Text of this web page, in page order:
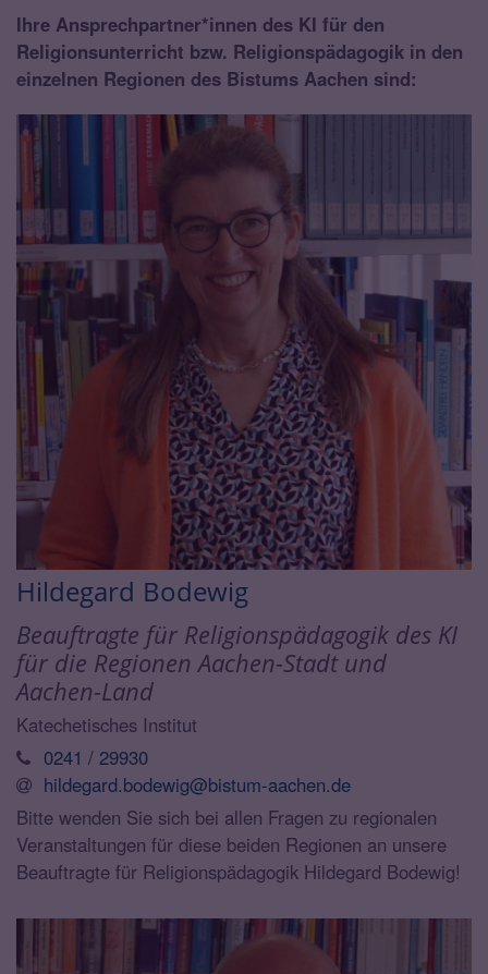
Ihre Ansprechpartner*innen des KI für den
Religionsunterricht bzw. Religionspädagogik in den
einzelnen Regionen des Bistums Aachen sind:
Hildegard Bodewig
Beauftragte für Religionspädagogik des KI
für die Regionen Aachen-Stadt und
Aachen-Land
Katechetisches Institut
0241 / 29930
hildegard.bodewig@bistum-aachen.de
Bitte wenden Sie sich bei allen Fragen zu regionalen
Veranstaltungen für diese beiden Regionen an unsere
Beauftragte für Religionspädagogik Hildegard Bodewig!